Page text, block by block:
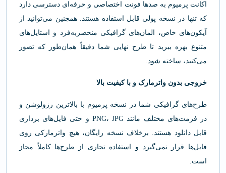
اکانت پرمیوم به صدها فونت اختصاصی و حرفه‌ای دسترسی دارد
که تنها در نسخه پولی قابل استفاده هستند. همچنین می‌توانید از
آیکون‌های خاص، المان‌های گرافیکی منحصربه‌فرد و استایل‌های
متنوع بهره ببرید تا طرح نهایی شما دقیقاً همان‌طور که تصور
می‌کنید، ساخته شود.
خروجی بدون واترمارک و با کیفیت بالا
طرح‌های گرافیکی شما در نسخه پرمیوم با بالاترین رزولوشن و
در فرمت‌های مختلف مانند PNG، JPG و حتی فایل‌های برداری
قابل دانلود هستند. برخلاف نسخه رایگان، هیچ واترمارکی روی
فایل‌ها قرار نمی‌گیرد و استفاده تجاری از طرح‌ها کاملاً مجاز
است.